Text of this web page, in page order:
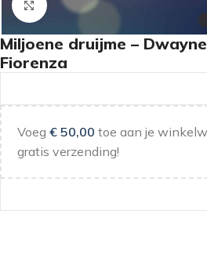
Klik om te vergroten
Miljoene druijme –
Fiorenza
Voeg € 50,00 toe aan je
gratis verzending!